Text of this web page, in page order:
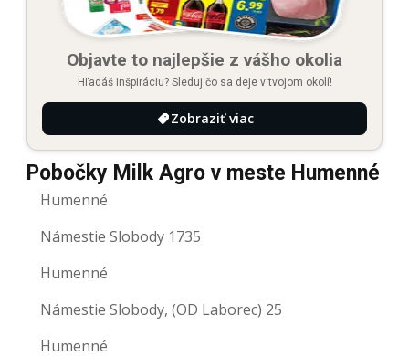
Objavte to najlepšie z vášho okolia
Hľadáš inšpiráciu? Sleduj čo sa deje v tvojom okolí!
Zobraziť viac
Pobočky Milk Agro v meste Humenné
Humenné
Námestie Slobody 1735
Humenné
Námestie Slobody, (OD Laborec) 25
Humenné